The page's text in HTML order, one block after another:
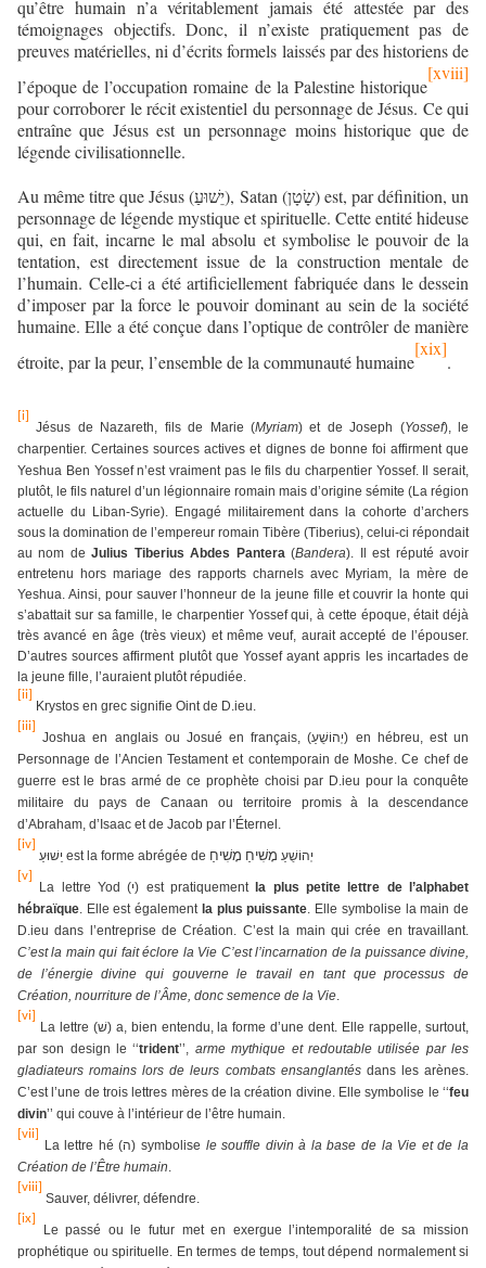
qu’être humain n’a véritablement jamais été attestée par des
témoignages objectifs. Donc, il n’existe pratiquement pas de
preuves matérielles, ni d’écrits formels laissés par des historiens de
l’époque de l’occupation romaine de la Palestine historique
[xviii]
pour corroborer le récit existentiel du personnage de Jésus. Ce qui
entraîne que Jésus est un personnage moins historique que de
légende civilisationnelle.
Au même titre que Jésus (יֵשׁוּעַ), Satan (שָׂטָן) est, par définition, un
personnage de légende mystique et spirituelle. Cette entité hideuse
qui, en fait, incarne le mal absolu et symbolise le pouvoir de la
tentation, est directement issue de la construction mentale de
l’humain. Celle-ci a été artificiellement fabriquée dans le dessein
d’imposer par la force le pouvoir dominant au sein de la société
humaine. Elle a été conçue dans l’optique de contrôler de manière
étroite, par la peur, l’ensemble de la communauté humaine
[xix]
.
[i]
Jésus de Nazareth, fils de Marie (Myriam) et de Joseph (Yossef), le
charpentier.Certaines sources actives et dignes de bonne foi affirment que
Yeshua Ben Yossef n’est vraiment pas le fils du charpentier Yossef. Il serait,
plutôt, le fils naturel d’un légionnaire romain mais d’origine sémite (La région
actuelle du Liban-Syrie). Engagé militairement dans la cohorte d’archers
sous la domination de l’empereur romain Tibère (Tiberius), celui-ci répondait
au nom deJulius Tiberius Abdes Pantera (Bandera). Il est réputé avoir
entretenu hors mariage des rapports charnels avec Myriam, la mère de
Yeshua. Ainsi, pour sauver l’honneur de la jeune fille et couvrir la honte qui
s’abattait sur sa famille, le charpentier Yossef qui, à cette époque, était déjà
très avancé en âge (très vieux) et même veuf, aurait accepté de l’épouser.
D’autres sources affirment plutôt que Yossef ayant appris les incartades de
la jeune fille, l’auraient plutôt répudiée.
[ii]
Krystos en grec signifie Oint de D.ieu.
[iii]
Joshua en anglais ou Josué en français, (יְהוֹשֻׁעַ) en hébreu, est un
Personnage de l’Ancien Testament et contemporain de Moshe. Ce chef de
guerre est le bras armé de ce prophète choisi par D.ieu pour la conquête
militaire du pays de Canaan ou territoire promis à la descendance
d’Abraham, d’Isaac et de Jacob par l’Éternel.
[iv]
יֵשׁוּעַ est la forme abrégée de יְהוֹשֻׁעַ מָשִׁיחַ מָשִׁיחַ
[v]
La lettre Yod (י) est pratiquement la plus petite lettre de l’alphabet
hébraïque. Elle est également la plus puissante. Elle symbolise la main de
D.ieu dans l’entreprise de Création. C’est la main qui crée en travaillant.
C’est la main qui fait éclore la Vie C’est l’incarnation de la puissance divine,
de l’énergie divine qui gouverne le travail en tant que processus de
Création, nourriture de l’Âme, donc semence de la Vie.
[vi]
La lettre (שׁ) a, bien entendu, la forme d’une dent. Elle rappelle, surtout,
par son design le ‘‘trident’’, arme mythique et redoutable utilisée par les
gladiateurs romains lors de leurs combats ensanglantésdans les arènes.
C’est l’une de trois lettres mères de la création divine. Elle symbolise le ‘‘feu
divin’’ qui couve à l’intérieur de l’être humain.
[vii]
La lettre hé (ה) symbolise le souffle divin à la base de la Vie et de la
Création de l’Être humain
[viii]
Sauver, délivrer, défendre.
[ix]
Le passé ou le futur met en exergue l’intemporalité de sa mission
prophétique ou spirituelle. En termes de temps, tout dépend normalement si